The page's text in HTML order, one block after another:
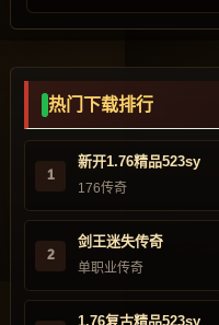
热门下载排行
1
新开1.76精品523sy
176传奇
2
剑王迷失传奇
单职业传奇
1.76复古精品523sy